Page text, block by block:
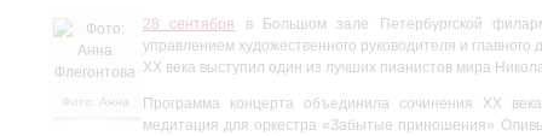
Фото: Анна
28 сентября в Большом зале Петербургской
управлением художественного руководителя и
XX века выступил один из лучших пианистов мира
Программа концерта объединила сочинения XX
медитация для оркестра «Забытые приношения»